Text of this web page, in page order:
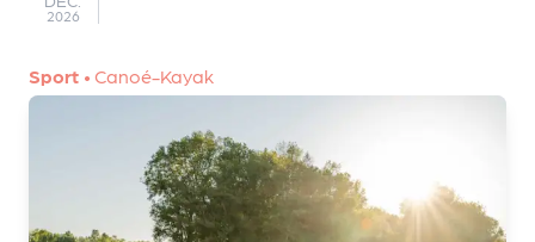
2026
Sport • Canoé-Kayak
t
e